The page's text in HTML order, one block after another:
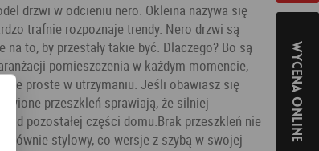
drzwi w odcieniu nero. Okleina nazywa się
trafnie rozpoznaje trendy. Nero drzwi są
to, by przestały takie być. Dlaczego? Bo są
pomieszczenia w każdym momencie,
proste w utrzymaniu. Jeśli obawiasz się
przeszkleń sprawiają, że silniej
od pozostałej części domu.Brak przeszkleń nie
równie stylowy, co wersje z szybą w swojej
Wycena online